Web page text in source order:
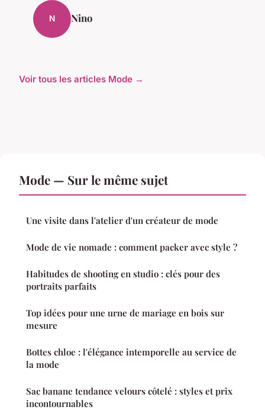
N Nino
Voir tous les articles Mode →
Mode — Sur le même sujet
Une visite dans l'atelier d'un créateur de mode
Mode de vie nomade : comment packer avec style ?
Habitudes de shooting en studio : clés pour des
portraits parfaits
Top idées pour une urne de mariage en bois sur
mesure
Bottes chloe : l'élégance intemporelle au service de
la mode
Sac banane tendance velours côtelé : styles et prix
incontournables